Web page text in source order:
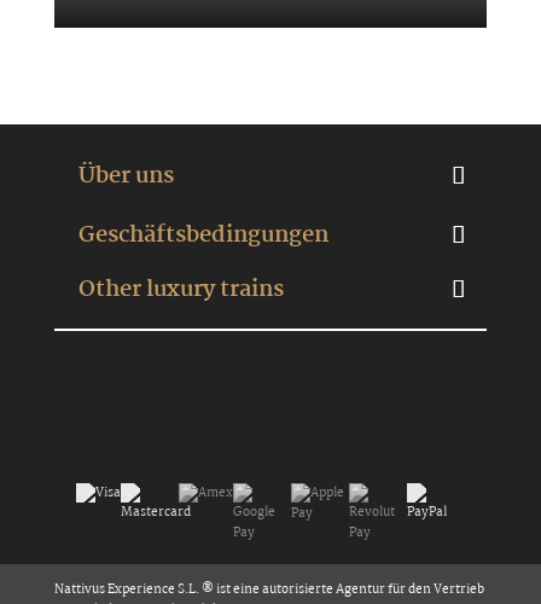
Über uns
Geschäftsbedingungen
Other luxury trains
Nattivus Experience S.L. ® ist eine autorisierte Agentur für den Vertrieb